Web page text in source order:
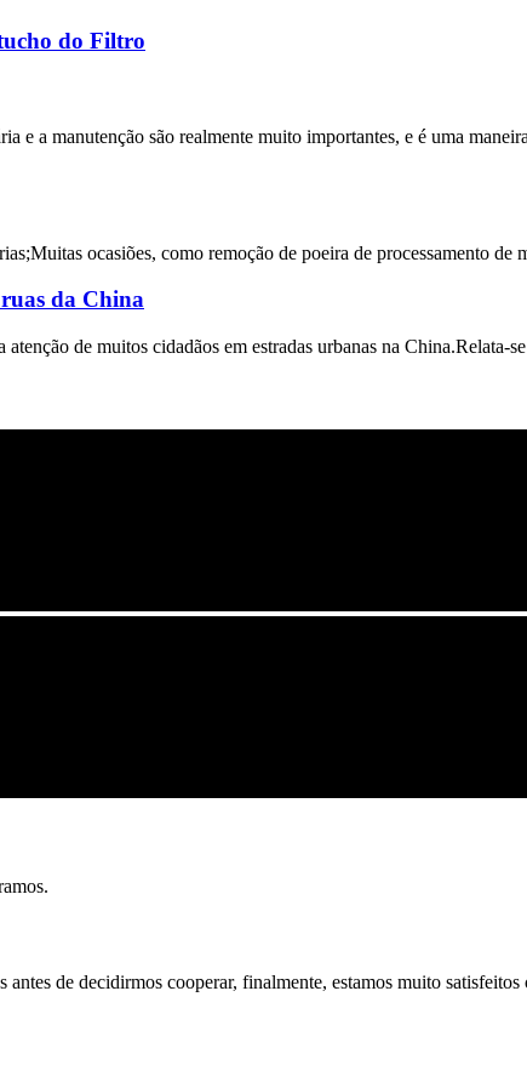
do Filtro
e a manutenção são realmente muito importantes, e é uma
ocasiões, como remoção de poeira de processamento de
da China
de muitos cidadãos em estradas urbanas na China.Relata-
de decidirmos cooperar, finalmente, estamos muito satisfeitos